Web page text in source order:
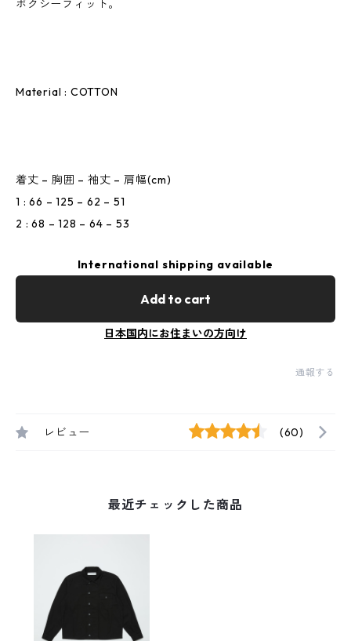
ボクシーフィット。
Material : COTTON
着丈 – 胸囲 – 袖丈 – 肩幅(cm)
1 : 66 – 125 – 62 – 51
2 : 68 – 128 – 64 – 53
International shipping available
Add to cart
日本国内にお住まいの方向け
通報する
レビュー (60)
最近チェックした商品